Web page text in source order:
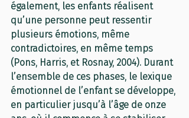
également, les enfants réalisent
qu’une personne peut ressentir
plusieurs émotions, même
contradictoires, en même temps
(Pons, Harris, et Rosnay, 2004). Durant
l’ensemble de ces phases, le lexique
émotionnel de l’enfant se développe,
en particulier jusqu’à l’âge de onze